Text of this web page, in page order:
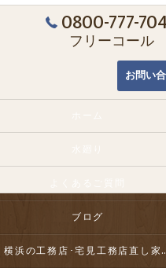
0800-777-
フリーコール
お問い
ブログ
横浜の工務店･宅見工務